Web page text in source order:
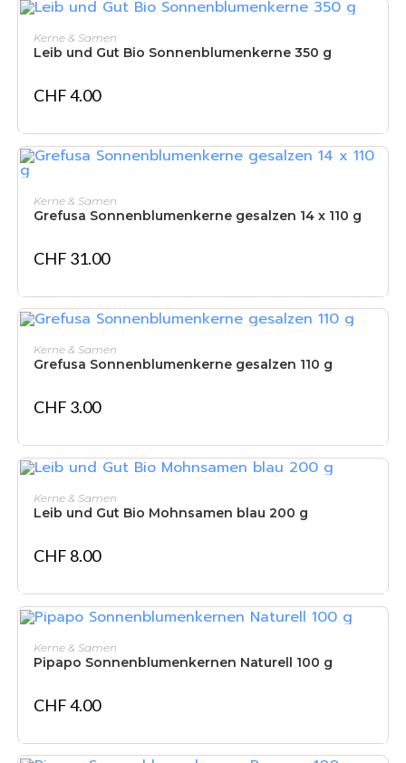
Kerne & Samen
Leib und Gut Bio Sonnenblumenkerne 350 g
CHF4.00
Kerne & Samen
Grefusa Sonnenblumenkerne gesalzen 14 x 110 g
CHF 31.00
Kerne & Samen
Grefusa Sonnenblumenkerne gesalzen 110 g
CHF 3.00
Kerne & Samen
Leib und Gut Bio Mohnsamen blau 200 g
CHF 8.00
Kerne & Samen
Pipapo Sonnenblumenkernen Naturell 100 g
CHF4.00